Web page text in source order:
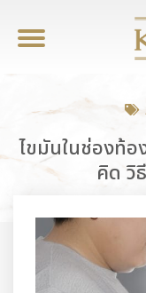
ไขมันในช่องท้อ
คิด วิ